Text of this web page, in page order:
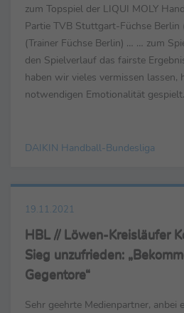
zum Topspiel der LIQUI MOLY
Partie TVB Stuttgart-Füchse
(Trainer Füchse Berlin) … … zum
den Spielverlauf das fairste
haben wir vieles vermissen lassen,
notwendigen Emotionalität
DAIKIN Handball-Bundesliga
19.11.2021
HBL // Löwen-Kreisläufer
Sieg unzufrieden:
Gegentore“
Sehr geehrte Medienpartner, anbei